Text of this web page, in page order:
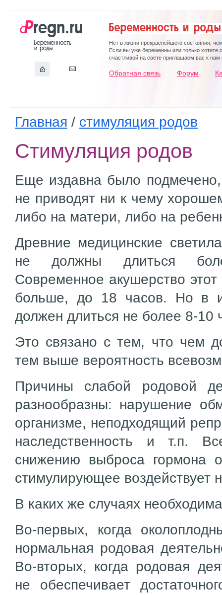
Нет в жизни прекраснейшего состояния,
Если вы уже беременны или только хотите
счастливой на свете приглашаем вас к нам
Обратная связь Форум
Главная / стимуляция родов
Стимуляция родов
Еще издавна было
не приводят ни к чему
либо на матери, либо на
Древние медицинские
не должны длиться
Современное акушерство
больше, до 18 часов. Но в
должен длиться не более 8-10
Это связано с тем, что чем
тем выше вероятность
Причины слабой родовой
разнообразны: нарушение
организме, неподходящий
наследственность и т.п.
снижению выброса гормона
стимулирующее воздействует
В каких же случаях
Во-первых, когда
нормальная родовая
Во-вторых, когда родовая
не обеспечивает